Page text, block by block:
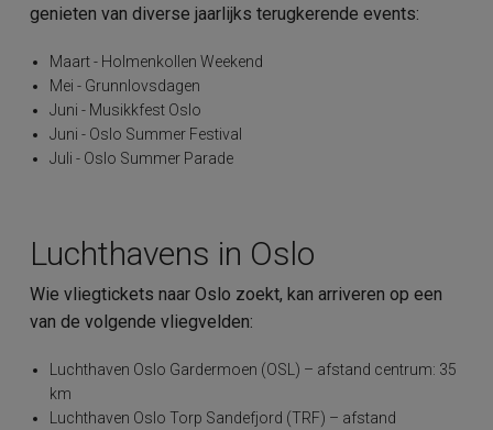
genieten van diverse jaarlijks terugkerende events:
Maart - Holmenkollen Weekend
Mei - Grunnlovsdagen
Juni - Musikkfest Oslo
Juni - Oslo Summer Festival
Juli - Oslo Summer Parade
Luchthavens in Oslo
Wie vliegtickets naar Oslo zoekt, kan arriveren op een
van de volgende vliegvelden:
Luchthaven Oslo Gardermoen (OSL) – afstand centrum: 35
km
Luchthaven Oslo Torp Sandefjord (TRF) – afstand